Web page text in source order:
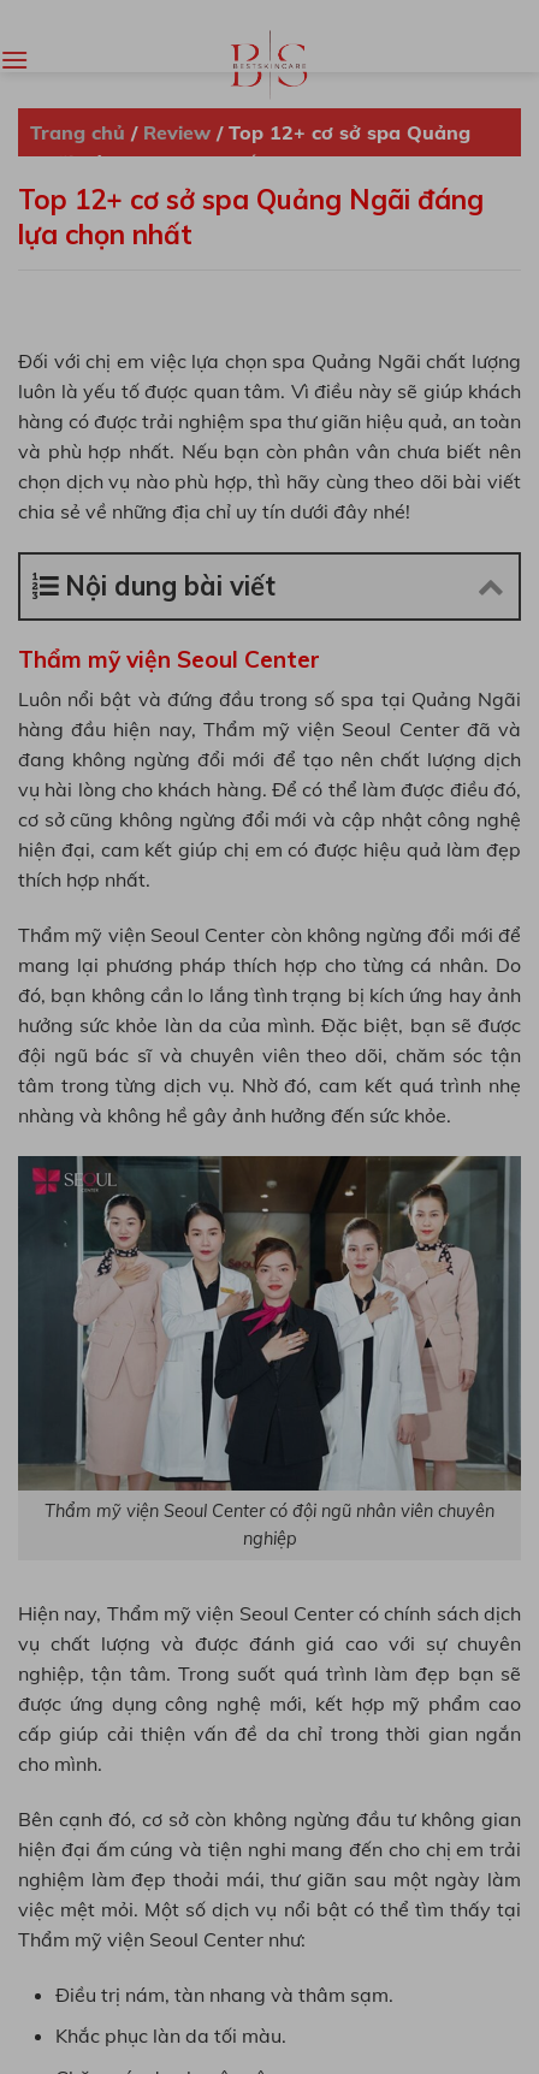
content
Trang chủ / Review / Top 12+ cơ sở spa Quảng
Ngãi đáng lựa chọn nhất
Top 12+ cơ sở spa Quảng Ngãi đáng
lựa chọn nhất
Đối với chị em việc lựa chọn spa Quảng Ngãi chất lượng
luôn là yếu tố được quan tâm. Vì điều này sẽ giúp khách
hàng có được trải nghiệm spa thư giãn hiệu quả, an toàn
và phù hợp nhất. Nếu bạn còn phân vân chưa biết nên
chọn dịch vụ nào phù hợp, thì hãy cùng theo dõi bài viết
chia sẻ về những địa chỉ uy tín dưới đây nhé!
Nội dung bài viết
Thẩm mỹ viện Seoul Center
Luôn nổi bật và đứng đầu trong số spa tại Quảng Ngãi
hàng đầu hiện nay, Thẩm mỹ viện Seoul Center đã và
đang không ngừng đổi mới để tạo nên chất lượng dịch
vụ hài lòng cho khách hàng. Để có thể làm được điều đó,
cơ sở cũng không ngừng đổi mới và cập nhật công nghệ
hiện đại, cam kết giúp chị em có được hiệu quả làm đẹp
thích hợp nhất.
Thẩm mỹ viện Seoul Center còn không ngừng đổi mới để
mang lại phương pháp thích hợp cho từng cá nhân. Do
đó, bạn không cần lo lắng tình trạng bị kích ứng hay ảnh
hưởng sức khỏe làn da của mình. Đặc biệt, bạn sẽ được
đội ngũ bác sĩ và chuyên viên theo dõi, chăm sóc tận
tâm trong từng dịch vụ. Nhờ đó, cam kết quá trình nhẹ
nhàng và không hề gây ảnh hưởng đến sức khỏe.
Thẩm mỹ viện Seoul Center có đội ngũ nhân viên chuyên
nghiệp
Hiện nay, Thẩm mỹ viện Seoul Center có chính sách dịch
vụ chất lượng và được đánh giá cao với sự chuyên
nghiệp, tận tâm. Trong suốt quá trình làm đẹp bạn sẽ
được ứng dụng công nghệ mới, kết hợp mỹ phẩm cao
cấp giúp cải thiện vấn đề da chỉ trong thời gian ngắn
cho mình.
Bên cạnh đó, cơ sở còn không ngừng đầu tư không gian
hiện đại ấm cúng và tiện nghi mang đến cho chị em trải
nghiệm làm đẹp thoải mái, thư giãn sau một ngày làm
việc mệt mỏi. Một số dịch vụ nổi bật có thể tìm thấy tại
Thẩm mỹ viện Seoul Center như:
Điều trị nám, tàn nhang và thâm sạm.
Khắc phục làn da tối màu.